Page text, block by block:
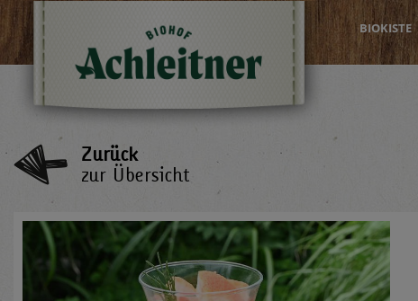
BIOKISTE
Zurück
zur Übersicht